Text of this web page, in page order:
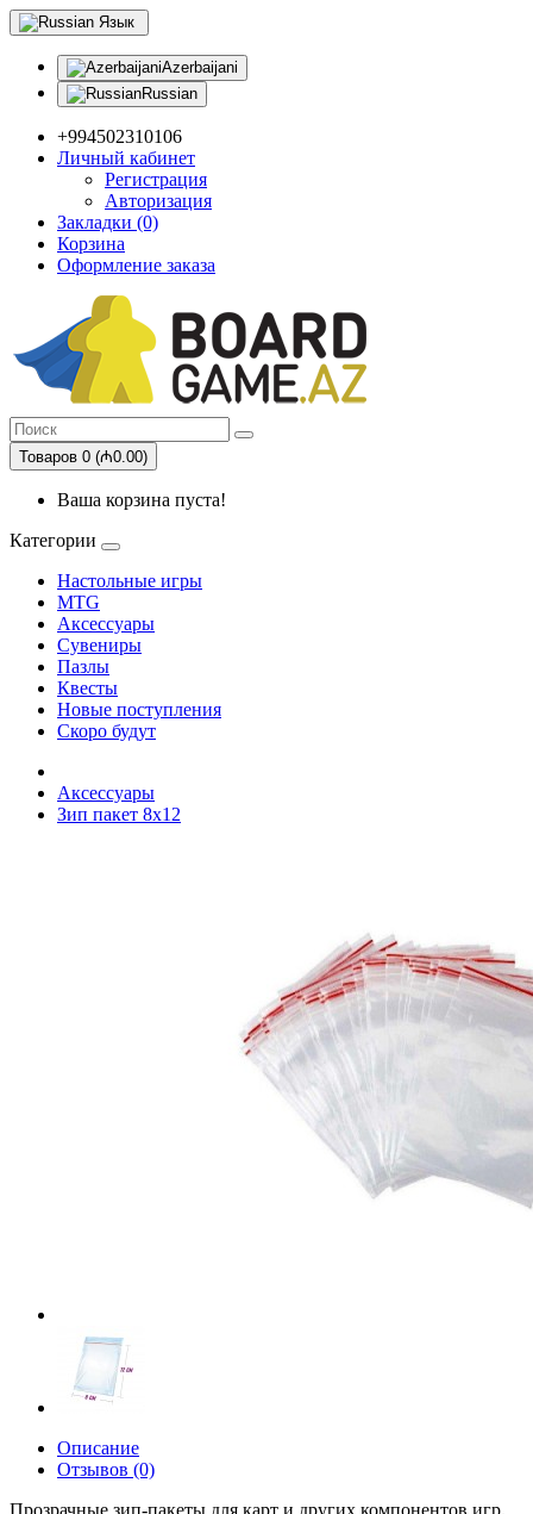
Язык
Azerbaijani
Russian
+994502310106
Личный кабинет
Регистрация
Авторизация
Закладки (0)
Корзина
Оформление заказа
Товаров 0 (₼0.00)
Ваша корзина пуста!
Категории
Настольные игры
MTG
Аксессуары
Сувениры
Пазлы
Квесты
Новые поступления
Скоро будут
Аксессуары
Зип пакет 8х12
Описание
Отзывов (0)
Прозрачные зип-пакеты для карт и других компонентов игр.